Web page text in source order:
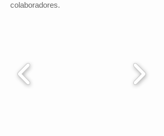
colaboradores.